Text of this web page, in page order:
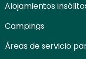
Alojamientos
Campings
Áreas de servicio